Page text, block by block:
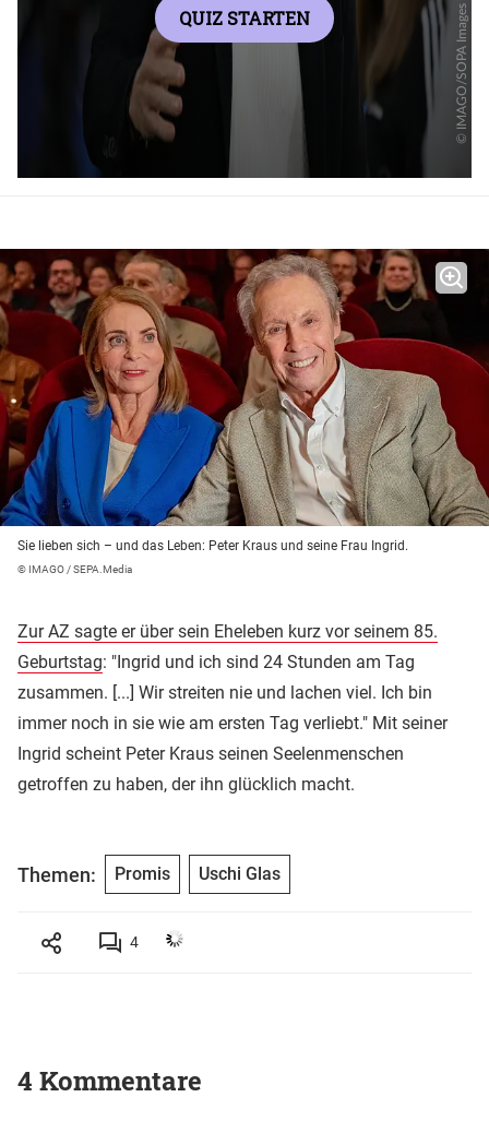
Sie lieben sich – und das Leben: Peter Kraus und seine Frau Ingrid.
© IMAGO / SEPA.Media
Zur AZ sagte er über sein Eheleben kurz vor seinem 85.
Geburtstag: "Ingrid und ich sind 24 Stunden am Tag
zusammen. [...] Wir streiten nie und lachen viel. Ich bin
immer noch in sie wie am ersten Tag verliebt." Mit seiner
Ingrid scheint Peter Kraus seinen Seelenmenschen
getroffen zu haben, der ihn glücklich macht.
Themen: Promis Uschi Glas
4
4 Kommentare